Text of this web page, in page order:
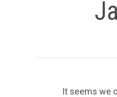
It seems we